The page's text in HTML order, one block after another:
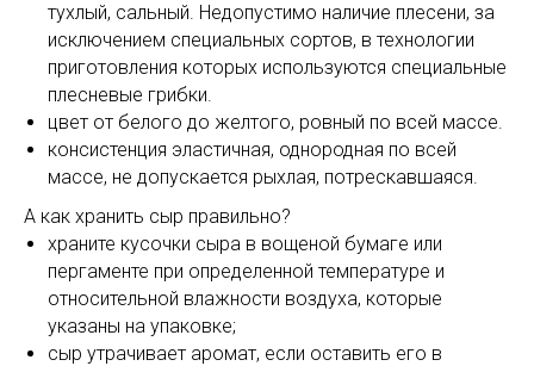
тухлый, сальный. Недопустимо наличие плесени, за
исключением специальных сортов, в технологии
приготовления которых используются специальные
плесневые грибки.
цвет от белого до желтого, ровный по всей массе.
консистенция эластичная, однородная по всей
массе, не допускается рыхлая, потрескавшаяся.
А как хранить сыр правильно?
храните кусочки сыра в вощеной бумаге или
пергаменте при определенной температуре и
относительной влажности воздуха, которые
указаны на упаковке;
сыр утрачивает аромат, если оставить его в